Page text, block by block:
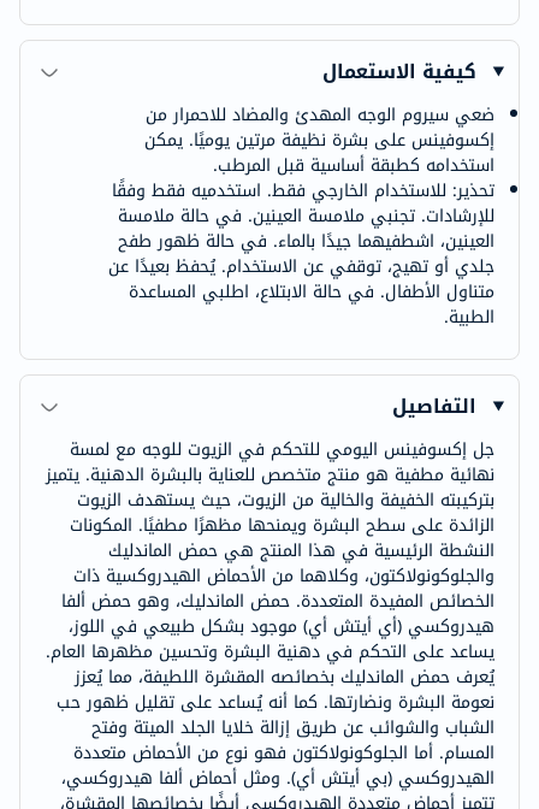
كيفية الاستعمال
ضعي سيروم الوجه المهدئ والمضاد للاحمرار من
إكسوفينس على بشرة نظيفة مرتين يوميًا. يمكن
استخدامه كطبقة أساسية قبل المرطب.
تحذير: للاستخدام الخارجي فقط. استخدميه فقط وفقًا
للإرشادات. تجنبي ملامسة العينين. في حالة ملامسة
العينين، اشطفيهما جيدًا بالماء. في حالة ظهور طفح
جلدي أو تهيج، توقفي عن الاستخدام. يُحفظ بعيدًا عن
متناول الأطفال. في حالة الابتلاع، اطلبي المساعدة
الطبية.
التفاصيل
جل إكسوفينس اليومي للتحكم في الزيوت للوجه مع لمسة
نهائية مطفية هو منتج متخصص للعناية بالبشرة الدهنية. يتميز
بتركيبته الخفيفة والخالية من الزيوت، حيث يستهدف الزيوت
الزائدة على سطح البشرة ويمنحها مظهرًا مطفيًا. المكونات
النشطة الرئيسية في هذا المنتج هي حمض الماندليك
والجلوكونولاكتون، وكلاهما من الأحماض الهيدروكسية ذات
الخصائص المفيدة المتعددة. حمض الماندليك، وهو حمض ألفا
هيدروكسي (أي أيتش أي) موجود بشكل طبيعي في اللوز،
يساعد على التحكم في دهنية البشرة وتحسين مظهرها العام.
يُعرف حمض الماندليك بخصائصه المقشرة اللطيفة، مما يُعزز
نعومة البشرة ونضارتها. كما أنه يُساعد على تقليل ظهور حب
الشباب والشوائب عن طريق إزالة خلايا الجلد الميتة وفتح
المسام. أما الجلوكونولاكتون فهو نوع من الأحماض متعددة
الهيدروكسي (بي أيتش أي). ومثل أحماض ألفا هيدروكسي،